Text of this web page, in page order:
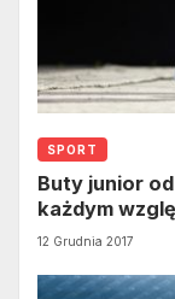
SPORT
Buty junior
każdym
12 Grudnia 2017